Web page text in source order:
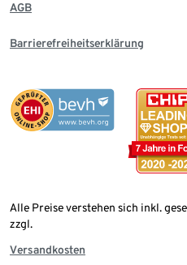
AGB
Barrierefreiheitserklärung
Alle Preise verstehen sich inkl.
zzgl.
Versandkosten